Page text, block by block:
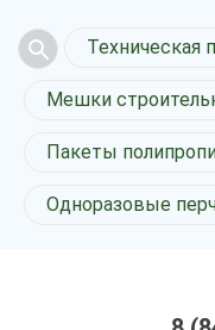
Техническая
Мешки
Пакеты
Одноразовые